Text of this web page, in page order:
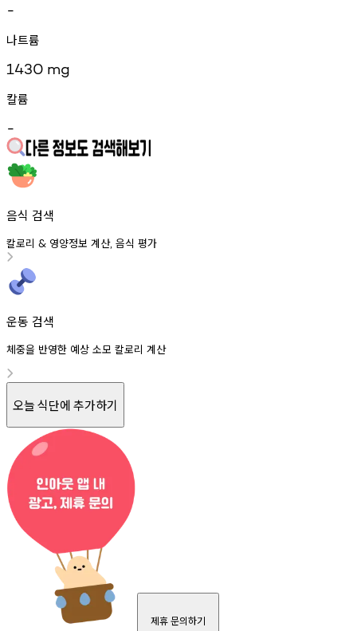
-
나트륨
1430 mg
칼륨
-
음식 검색
칼로리 & 영양정보 계산, 음식 평가
운동 검색
체중을 반영한 예상 소모 칼로리 계산
오늘 식단에 추가하기
제휴 문의하기